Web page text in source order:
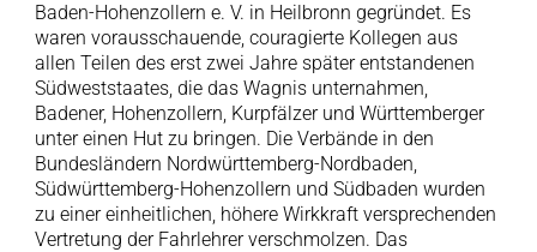
Baden-Hohenzollern e. V. in Heilbronn gegründet. Es
waren vorausschauende, couragierte Kollegen aus
allen Teilen des erst zwei Jahre später entstandenen
Südweststaates, die das Wagnis unternahmen,
Badener, Hohenzollern, Kurpfälzer und Württemberger
unter einen Hut zu bringen. Die Verbände in den
Bundesländern Nordwürttemberg-Nordbaden,
Südwürttemberg-Hohenzollern und Südbaden wurden
zu einer einheitlichen, höhere Wirkkraft versprechenden
Vertretung der Fahrlehrer verschmolzen. Das